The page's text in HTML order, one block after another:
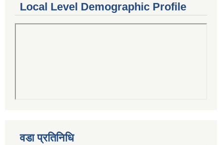
Local Level Demographic Profile
वडा प्रतिनिधि